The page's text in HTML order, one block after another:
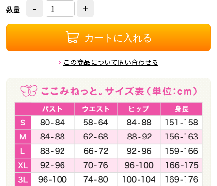
数量 - +
カートに入れる
この商品について問い合わせる